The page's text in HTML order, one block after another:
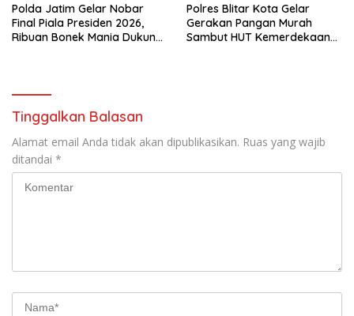
Polda Jatim Gelar Nobar
Final Piala Presiden 2026,
Ribuan Bonek Mania Dukung
Polres Blitar Kota Gelar
Gerakan Pangan Murah
Sambut HUT Kemerdekaan
Tinggalkan Balasan
Alamat email Anda tidak akan dipublikasikan. Ruas yang wajib
ditandai *